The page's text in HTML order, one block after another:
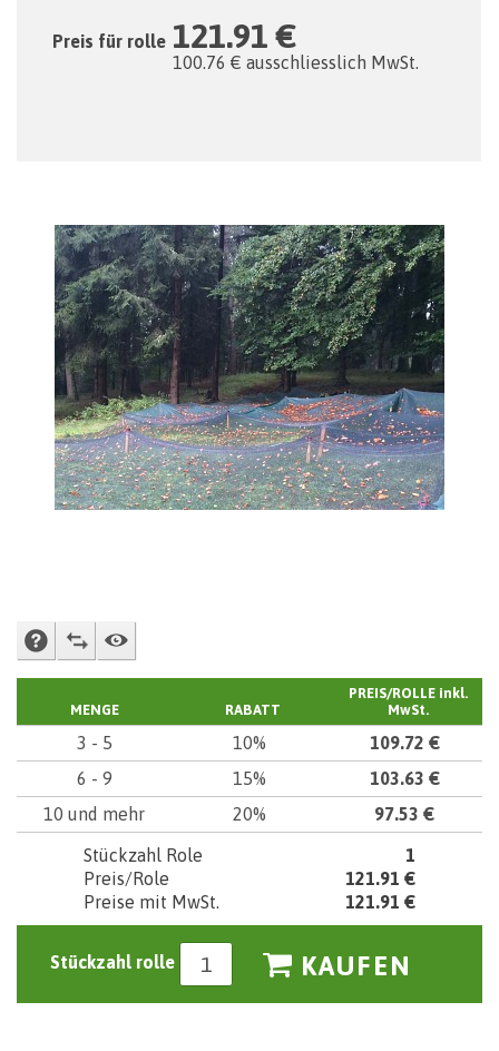
Preis für rolle 121.91 €
100.76 € ausschliesslich MwSt.
FRAGE NACH VERKÄUFER
ZUM VERGLEICHEN ZUSETZEN
MENGE RABATT
PREIS/ROLLE inkl.
MwSt.
3 - 5 10%
109.72 €
6 - 9
15%
103.63 €
10 und mehr
20% 97.53 €
Stückzahl Role
1
Preis/Role
121.91 €
Preise mit MwSt.
121.91 €
Stückzahl rolle KAUFEN